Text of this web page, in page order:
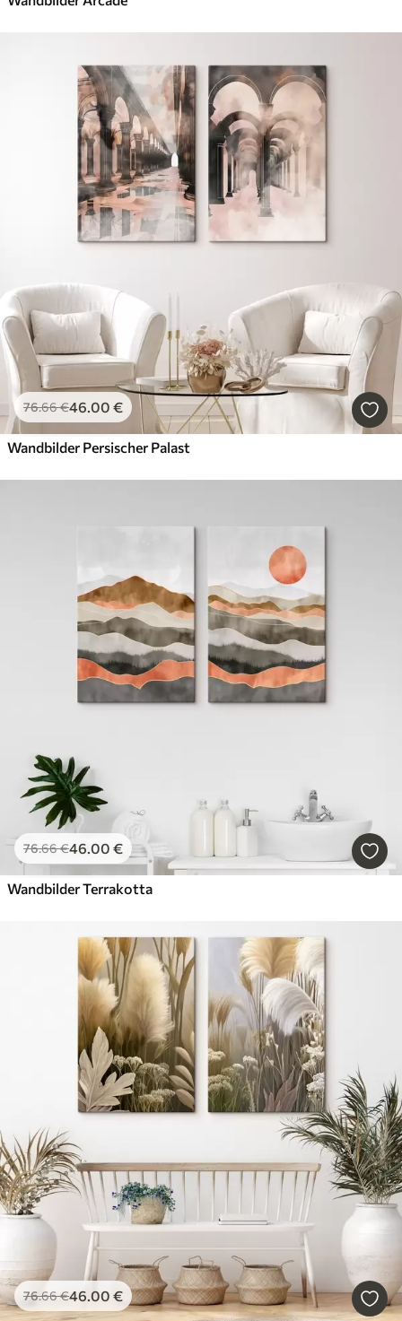
76.66€46.00 €
Wandbilder Persischer Palast
76.66€46.00 €
Wandbilder Terrakotta
76.66€46.00 €